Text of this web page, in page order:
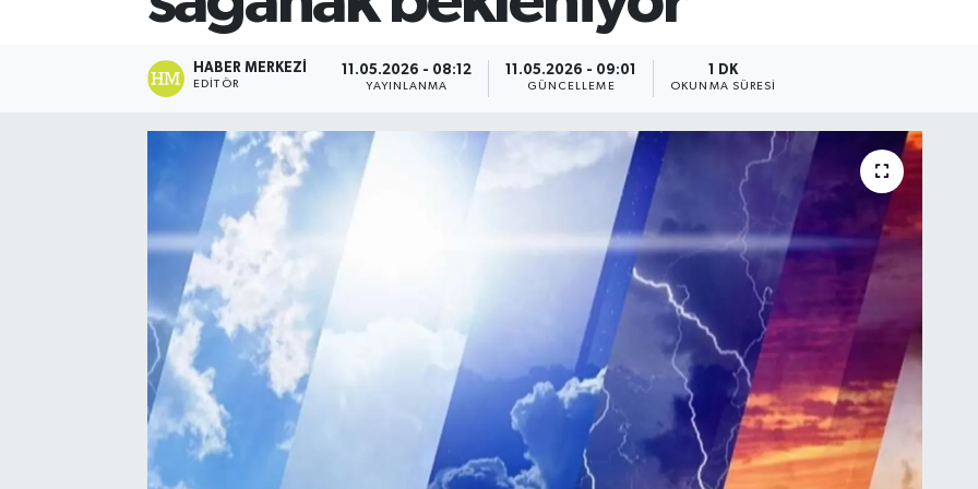
HABER MERKEZI
EDITÖR
11.05.2026 - 08:12
YAYINLANMA
11.05.2026 - 09:01
GÜNCELLEME
1 DK
OKUNMA SÜRESI